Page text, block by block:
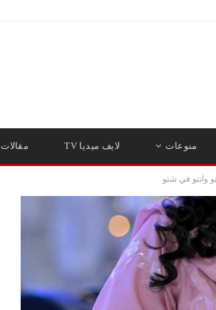
منوعات لايف ميديا TV مقالات
وانتو في شنو